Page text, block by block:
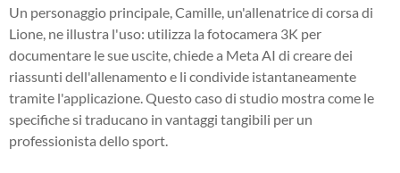
Un personaggio principale, Camille, un'allenatrice di corsa di
Lione, ne illustra l'uso: utilizza la fotocamera 3K per
documentare le sue uscite, chiede a Meta AI di creare dei
riassunti dell'allenamento e li condivide istantaneamente
tramite l'applicazione. Questo caso di studio mostra come le
specifiche si traducano in vantaggi tangibili per un
professionista dello sport.